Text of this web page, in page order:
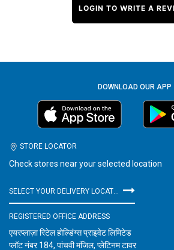
LOGIN TO WRITE A
DOWNLOAD OUR APP
STORE LOCATOR
Check stores near your selected location
REGISTERED OFFICE ADDRESS
एयरप्लाज़ा रिटेल होल्डिंग्स प्राइवेट लिमिटेड
प्लॉट नंबर 184, पांचवी मंजिल, प्लेटिनम टावर